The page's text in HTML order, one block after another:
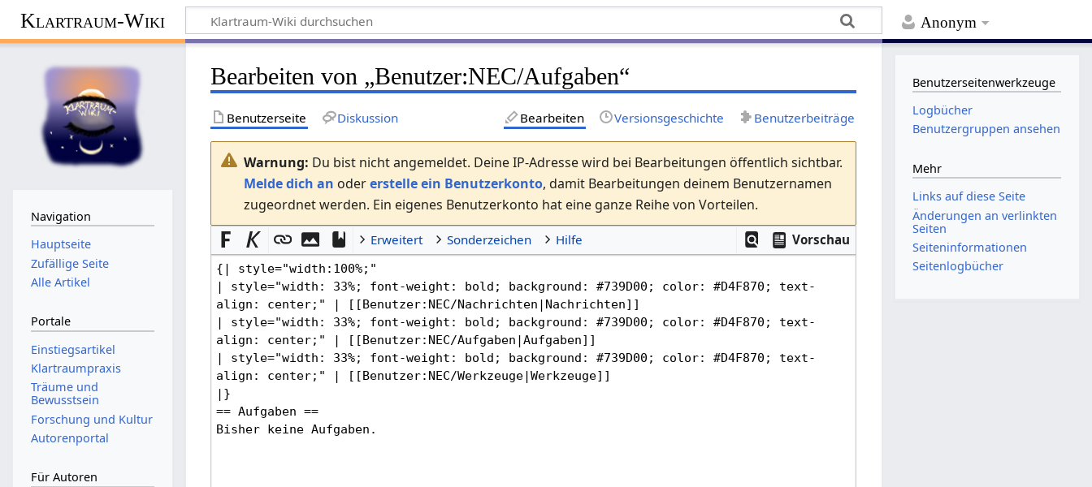
Anonym
Klartraum-Wiki
Bearbeiten von „Benutzer:NEC/Aufgaben“
Benutzerseite Diskussion Bearbeiten Versionsgeschichte Benutzerbeiträge
Warnung: Du bist nicht angemeldet. Deine IP-Adresse wird bei Bearbeitungen öffentlich sichtbar.
Melde dich an odererstelle ein Benutzerkonto, damit Bearbeitungen deinem Benutzernamen
zugeordnet werden. Ein eigenes Benutzerkonto hat eine ganze Reihe von Vorteilen.
Vorschau
Erweitert Sonderzeichen Hilfe
Navigation
Hauptseite
Zufällige Seite
Alle Artikel
Portale
Einstiegsartikel
Klartraumpraxis
Träume und
Bewusstsein
Forschung und Kultur
Autorenportal
Für Autoren
Benutzerseitenwerkzeuge
Logbücher
Benutzergruppen ansehen
Mehr
Links auf diese Seite
Änderungen an verlinkten
Seiten
Seiten­­informationen
Seitenlogbücher